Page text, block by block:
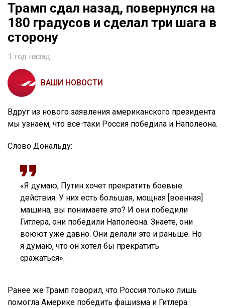
Трамп сдал назад, повернулся на
180 градусов и сделал три шага в
сторону
1 год назад
ВАШИ НОВОСТИ
Вдруг из нового заявления американского президента
мы узнаём, что всё-таки Россия победила и Наполеона.
Слово Дональду:
«Я думаю, Путин хочет прекратить боевые
действия. У них есть большая, мощная [военная]
машина, вы понимаете это? И они победили
Гитлера, они победили Наполеона. Знаете, они
воюют уже давно. Они делали это и раньше. Но
я думаю, что он хотел бы прекратить
сражаться».
Ранее же Трамп говорил, что Россия только лишь
помогла Америке победить фашизма и Гитлера.